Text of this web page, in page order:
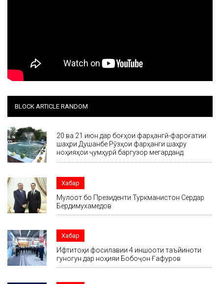
BLOCK ARTICLE RANDOM
20 ва 21 июн дар боғҳои фарҳангӣ-фароғатии
шаҳри Душанбе Рӯзҳои фарҳанги шаҳру
ноҳияҳои ҷумҳурӣ баргузор мегарданд.
Хабар
Мулоқот бо Президенти Туркманистон Сердар
Бердимухамедов
Хабар
Ифтитоҳи фосилавии 4 иншооти таъйиноти
гуногун дар ноҳияи Бобоҷон Ғафуров